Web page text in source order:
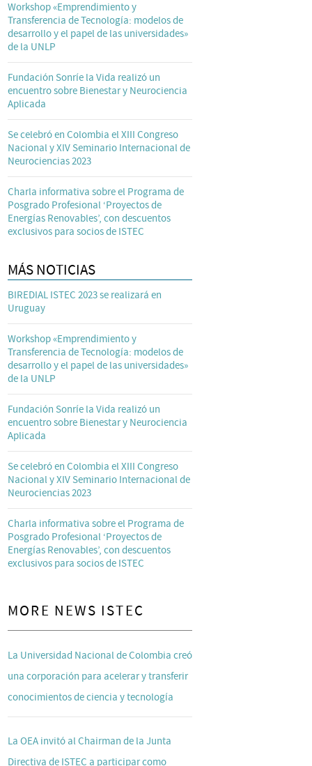
Workshop «Emprendimiento y
Transferencia de Tecnología: modelos de
desarrollo y el papel de las universidades»
de la UNLP
Fundación Sonríe la Vida realizó un
encuentro sobre Bienestar y Neurociencia
Aplicada
Se celebró en Colombia el XIII Congreso
Nacional y XIV Seminario Internacional de
Neurociencias 2023
Charla informativa sobre el Programa de
Posgrado Profesional ‘Proyectos de
Energías Renovables’, con descuentos
exclusivos para socios de ISTEC
MÁS NOTICIAS
BIREDIAL ISTEC 2023 se realizará en
Uruguay
Workshop «Emprendimiento y
Transferencia de Tecnología: modelos de
desarrollo y el papel de las universidades»
de la UNLP
Fundación Sonríe la Vida realizó un
encuentro sobre Bienestar y Neurociencia
Aplicada
Se celebró en Colombia el XIII Congreso
Nacional y XIV Seminario Internacional de
Neurociencias 2023
Charla informativa sobre el Programa de
Posgrado Profesional ‘Proyectos de
Energías Renovables’, con descuentos
exclusivos para socios de ISTEC
MORE NEWS ISTEC
La Universidad Nacional de Colombia creó
una corporación para acelerar y transferir
conocimientos de ciencia y tecnología
La OEA invitó al Chairman de la Junta
Directiva de ISTEC a participar como